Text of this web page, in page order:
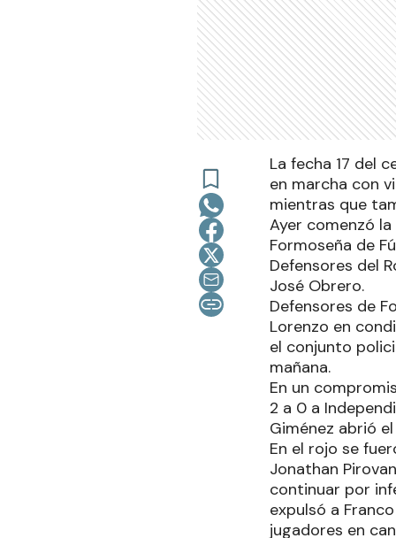
La fecha 17 del
en marcha con
mientras que
Ayer comenzó
Formoseña de
Defensores del
José Obrero.
Defensores de
Lorenzo en
el conjunto
mañana.
En un
2 a 0 a
Giménez abrió
En el rojo se
Jonathan
continuar por
expulsó a
jugadores en